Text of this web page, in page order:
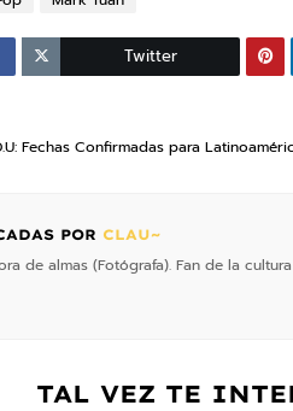
Twitter
Fechas Confirmadas para
POR CLAU~
de almas (Fotógrafa). Fan de la
TAL VEZ TE